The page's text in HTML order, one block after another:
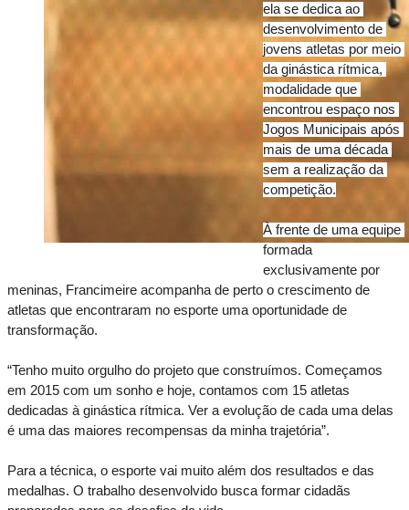
ela se dedica ao
desenvolvimento de
jovens atletas por meio
da ginástica rítmica,
modalidade que
encontrou espaço nos
Jogos Municipais após
mais de uma década
sem a realização da
competição.
À frente de uma equipe
formada
exclusivamente por
meninas, Francimeire acompanha de perto o crescimento de
atletas que encontraram no esporte uma oportunidade de
transformação.
“Tenho muito orgulho do projeto que construímos. Começamos
em 2015 com um sonho e hoje, contamos com 15 atletas
dedicadas à ginástica rítmica. Ver a evolução de cada uma delas
é uma das maiores recompensas da minha trajetória”.
Para a técnica, o esporte vai muito além dos resultados e das
medalhas. O trabalho desenvolvido busca formar cidadãs